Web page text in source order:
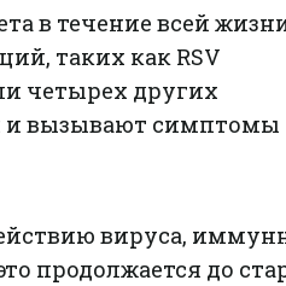
в течение всей
таких как RSV
четырех других
и вызывают симптомы
вируса,
продолжается до